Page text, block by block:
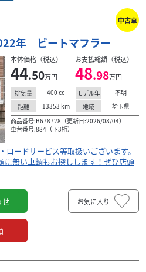
中古車
年 ビートマフラー
本体価格（税込）
44.50万円
お支払総額（税込）
48.98万円
排気量 400 cc モデル年
不明
距離
13353 km 地域
埼玉県
商品番号:B678728（更新日:2026/08/04）
車台番号:884（下3桁）
ードサービス等取扱いございます。
無い車輌もお探しします！ぜひ店頭
お気に入り